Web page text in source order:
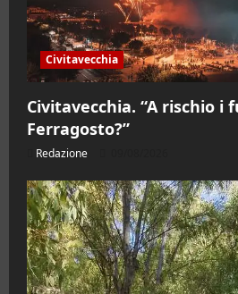
Civitavecchia
Civitavecchia. “A rischio i
Ferragosto?”
Redazione